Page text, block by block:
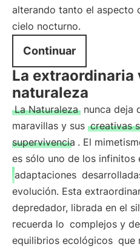
alterando tanto el aspecto
cielo nocturno.
Continuar
La extraordinaria
naturaleza
La Naturaleza nunca deja
maravillas y sus creativas
supervivencia . El
es sólo uno de los infinitos
adaptaciones
evolución. Esta
depredador, librada en el
recuerda lo complejos y
equilibrios ecológicos que